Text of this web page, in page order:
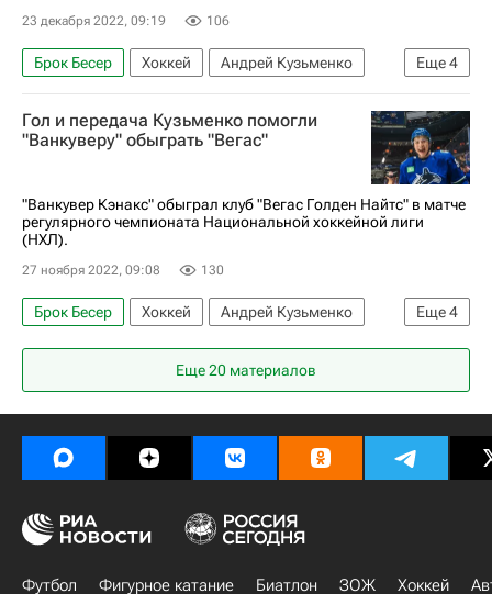
23 декабря 2022, 09:19 106
Еще4
Брок Бесер Хоккей
Андрей Кузьменко
Ванкувер Кэнакс
Сиэтл Кракен
Элиас Петтерссон
Гол и передача Кузьменко помогли
"Ванкуверу" обыграть "Вегас"
"Ванкувер Кэнакс" обыграл клуб "Вегас Голден Найтс" в матче
регулярного чемпионата Национальной хоккейной лиги
(НХЛ).
27 ноября 2022, 09:08 130
Еще4
Брок Бесер Хоккей
Андрей Кузьменко
Ванкувер Кэнакс
Вегас Голден Найтс
Национальная хоккейная лига (НХЛ)
Еще 20 материалов
Футбол Фигурное катание Биатлон ЗОЖ Хоккей